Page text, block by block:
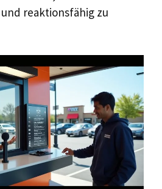
reaktionsfähig zu